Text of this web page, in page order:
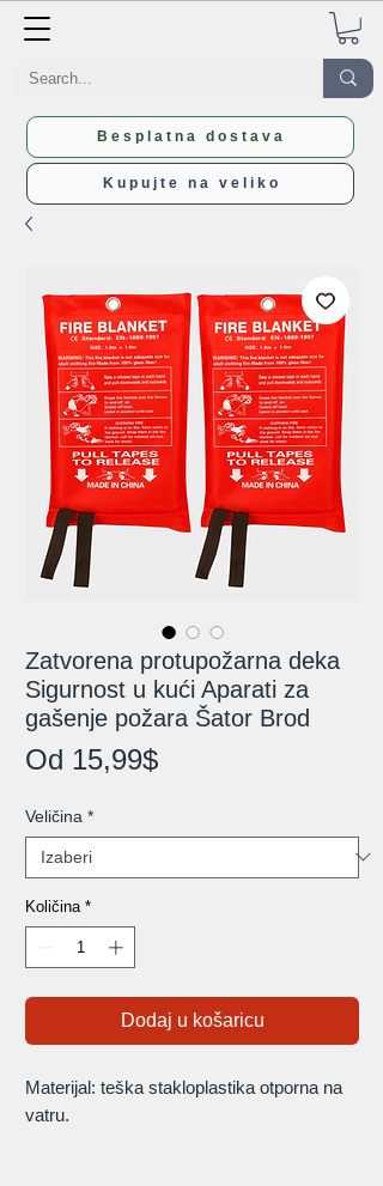
Besplatna dostava
Kupujte na veliko
Zatvorena protupožarna deka
Sigurnost u kući Aparati za
gašenje požara Šator Brod
Od 15,99$Cijena
popustom
Veličina *
Količina *
Dodaj u košaricu
Materijal: teška stakloplastika otporna na
vatru.